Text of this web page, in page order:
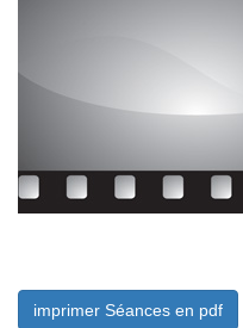
imprimer Séances en pdf